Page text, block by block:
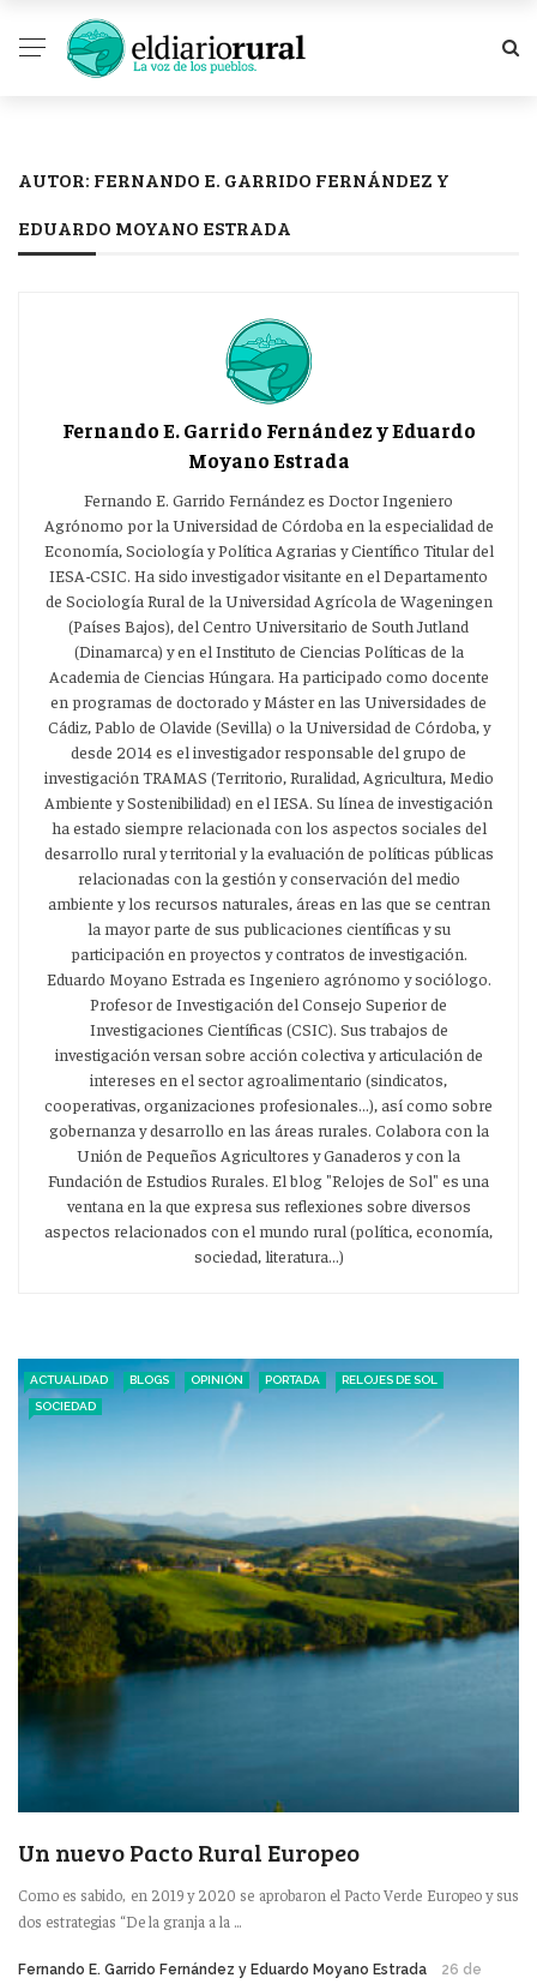
AUTOR: FERNANDO E. GARRIDO FERNÁNDEZ Y
EDUARDO MOYANO ESTRADA
Fernando E. Garrido Fernández y Eduardo
Moyano Estrada
Fernando E. Garrido Fernández es Doctor Ingeniero
Agrónomo por la Universidad de Córdoba en la especialidad de
Economía, Sociología y Política Agrarias y Científico Titular del
IESA-CSIC. Ha sido investigador visitante en el Departamento
de Sociología Rural de la Universidad Agrícola de Wageningen
(Países Bajos), del Centro Universitario de South Jutland
(Dinamarca) y en el Instituto de Ciencias Políticas de la
Academia de Ciencias Húngara. Ha participado como docente
en programas de doctorado y Máster en las Universidades de
Cádiz, Pablo de Olavide (Sevilla) o la Universidad de Córdoba, y
desde 2014 es el investigador responsable del grupo de
investigación TRAMAS (Territorio, Ruralidad, Agricultura, Medio
Ambiente y Sostenibilidad) en el IESA. Su línea de investigación
ha estado siempre relacionada con los aspectos sociales del
desarrollo rural y territorial y la evaluación de políticas públicas
relacionadas con la gestión y conservación del medio
ambiente y los recursos naturales, áreas en las que se centran
la mayor parte de sus publicaciones científicas y su
participación en proyectos y contratos de investigación.
Eduardo Moyano Estrada es Ingeniero agrónomo y sociólogo.
Profesor de Investigación del Consejo Superior de
Investigaciones Científicas (CSIC). Sus trabajos de
investigación versan sobre acción colectiva y articulación de
intereses en el sector agroalimentario (sindicatos,
cooperativas, organizaciones profesionales...), así como sobre
gobernanza y desarrollo en las áreas rurales. Colabora con la
Unión de Pequeños Agricultores y Ganaderos y con la
Fundación de Estudios Rurales. El blog "Relojes de Sol" es una
ventana en la que expresa sus reflexiones sobre diversos
aspectos relacionados con el mundo rural (política, economía,
sociedad, literatura...)
ACTUALIDAD BLOGS OPINIÓN PORTADA
RELOJES DE SOL
SOCIEDAD
Un nuevo Pacto Rural Europeo
Como es sabido, en 2019 y 2020 se aprobaron el Pacto Verde Europeo y sus
dos estrategias “De la granja a la ...
Fernando E. Garrido Fernández y Eduardo Moyano Estrada
26 de